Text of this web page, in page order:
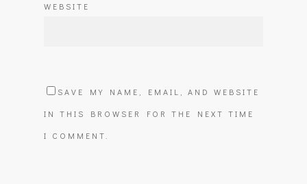
WEBSITE
SAVE MY NAME, EMAIL, AND WEBSITE
IN THIS BROWSER FOR THE NEXT TIME
I COMMENT.